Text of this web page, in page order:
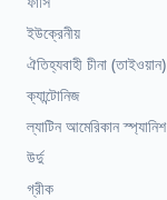
ইউক্রেনীয়
ঐতিহ্যবাহী চীনা (তাইওয়ান)
ক্যান্টোনিজ
ল্যাটিন আমেরিকান স্প্যানিশ
উর্দু
গ্রীক